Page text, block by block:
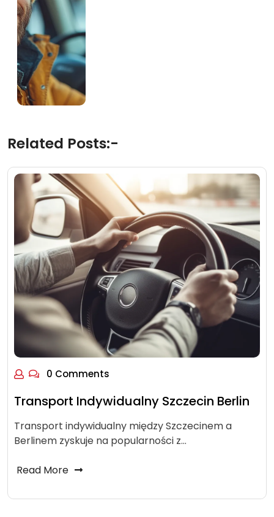
Related Posts:-
0 Comments
Transport Indywidualny Szczecin Berlin
Transport indywidualny między Szczecinem a
Berlinem zyskuje na popularności z…
Read More